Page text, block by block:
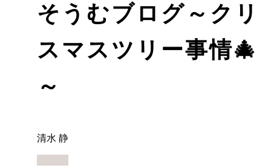
そうむブログ～クリ
スマスツリー事情🎄
～
清水 静